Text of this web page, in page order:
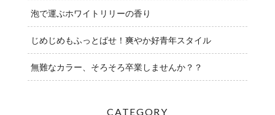
泡で運ぶホワイトリリーの香り
じめじめもふっとばせ！爽やか好青年スタイル
無難なカラー、そろそろ卒業しませんか？？
CATEGORY